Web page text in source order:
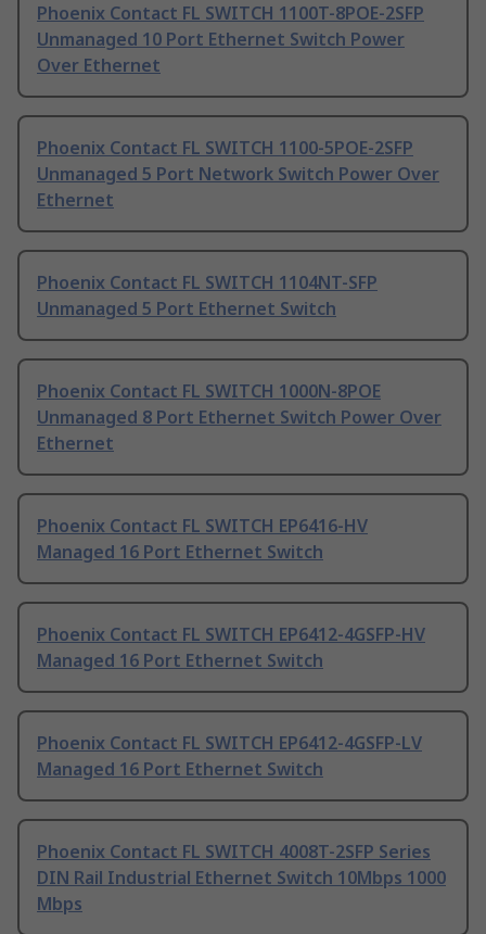
Phoenix Contact FL SWITCH 1100T-8POE-2SFP
Unmanaged 10 Port Ethernet Switch Power
Over Ethernet
Phoenix Contact FL SWITCH 1100-5POE-2SFP
Unmanaged 5 Port Network Switch Power Over
Ethernet
Phoenix Contact FL SWITCH 1104NT-SFP
Unmanaged 5 Port Ethernet Switch
Phoenix Contact FL SWITCH 1000N-8POE
Unmanaged 8 Port Ethernet Switch Power Over
Ethernet
Phoenix Contact FL SWITCH EP6416-HV
Managed 16 Port Ethernet Switch
Phoenix Contact FL SWITCH EP6412-4GSFP-HV
Managed 16 Port Ethernet Switch
Phoenix Contact FL SWITCH EP6412-4GSFP-LV
Managed 16 Port Ethernet Switch
Phoenix Contact FL SWITCH 4008T-2SFP Series
DIN Rail Industrial Ethernet Switch 10Mbps 1000
Mbps